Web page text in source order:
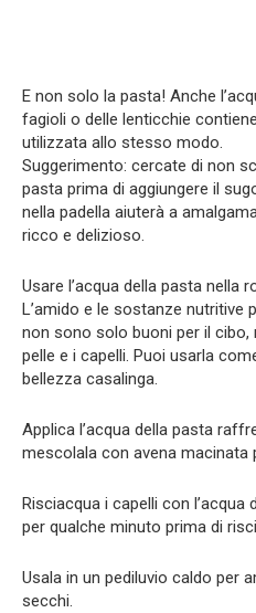
E non solo la pasta! Anche
fagioli o delle lenticchie
utilizzata allo stesso modo.
Suggerimento: cercate di non
pasta prima di aggiungere il
nella padella aiuterà a
ricco e delizioso.
Usare l’acqua della pasta nella
L’amido e le sostanze nutritive
non sono solo buoni per il
pelle e i capelli. Puoi usarla
bellezza casalinga.
Applica l’acqua della pasta
mescolala con avena macinata
Risciacqua i capelli con
per qualche minuto prima di
Usala in un pediluvio caldo per
secchi.